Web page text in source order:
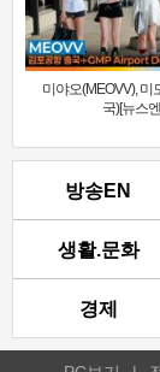
미야오(MEOVV), 미
국)[뉴스
방송EN
생활.문화
경제